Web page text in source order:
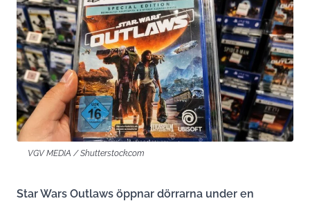
VGV MEDIA / Shutterstock.com
Star Wars Outlaws öppnar dörrarna under en